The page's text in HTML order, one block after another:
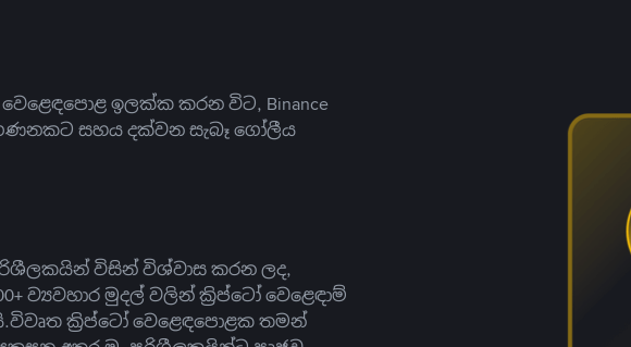
ඉලක්ක කරන විට, Binance
ගණනකට සහය දක්වන සැබෑ ගෝලීය
විසින් විශ්වාස කරන ලද,
ව්‍යවහාර මුදල් වලින් ක්‍රිප්ටෝ වෙළෙඳාම්
ක්‍රිප්ටෝ වෙළෙඳපොළක තමන්